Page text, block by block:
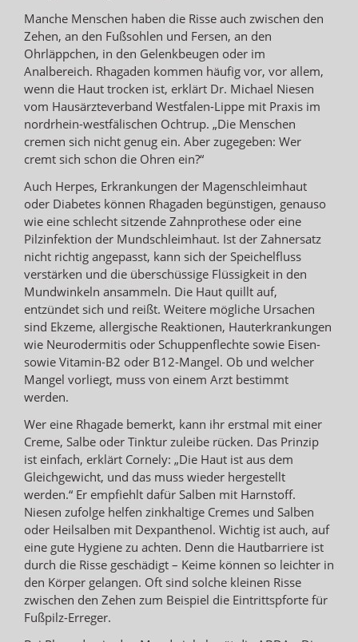
Manche Menschen haben die Risse auch zwischen den
Zehen, an den Fußsohlen und Fersen, an den
Ohrläppchen, in den Gelenkbeugen oder im
Analbereich. Rhagaden kommen häufig vor, vor allem,
wenn die Haut trocken ist, erklärt Dr. Michael Niesen
vom Hausärzteverband Westfalen-Lippe mit Praxis im
nordrhein-westfälischen Ochtrup. „Die Menschen
cremen sich nicht genug ein. Aber zugegeben: Wer
cremt sich schon die Ohren ein?“
Auch Herpes, Erkrankungen der Magenschleimhaut
oder Diabetes können Rhagaden begünstigen, genauso
wie eine schlecht sitzende Zahnprothese oder eine
Pilzinfektion der Mundschleimhaut. Ist der Zahnersatz
nicht richtig angepasst, kann sich der Speichelfluss
verstärken und die überschüssige Flüssigkeit in den
Mundwinkeln ansammeln. Die Haut quillt auf,
entzündet sich und reißt. Weitere mögliche Ursachen
sind Ekzeme, allergische Reaktionen, Hauterkrankungen
wie Neurodermitis oder Schuppenflechte sowie Eisen-
sowie Vitamin-B2 oder B12-Mangel. Ob und welcher
Mangel vorliegt, muss von einem Arzt bestimmt
werden.
Wer eine Rhagade bemerkt, kann ihr erstmal mit einer
Creme, Salbe oder Tinktur zuleibe rücken. Das Prinzip
ist einfach, erklärt Cornely: „Die Haut ist aus dem
Gleichgewicht, und das muss wieder hergestellt
werden.“ Er empfiehlt dafür Salben mit Harnstoff.
Niesen zufolge helfen zinkhaltige Cremes und Salben
oder Heilsalben mit Dexpanthenol. Wichtig ist auch, auf
eine gute Hygiene zu achten. Denn die Hautbarriere ist
durch die Risse geschädigt – Keime können so leichter in
den Körper gelangen. Oft sind solche kleinen Risse
zwischen den Zehen zum Beispiel die Eintrittspforte für
Fußpilz-Erreger.